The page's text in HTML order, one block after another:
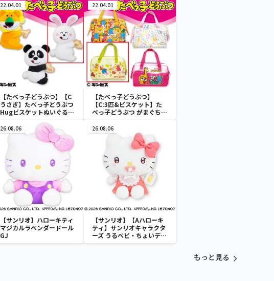
22.04.01
【たべっ子どうぶつ】【C
うさぎ】たべっ子どうぶつ
Hugビスケットぬいぐるみ
22.04.01
【たべっ子どうぶつ】
【C:3匹&ビスケット】た
べっ子どうぶつ がまぐちラ
26.08.06
【サンリオ】ハローキティ
マジカルラベンダードール
GJ
26.08.06
【サンリオ】【Aハローキ
ティ】サンリオキャラクタ
ーズ うるベビ・ちょいデカ
ドール
もっと見る